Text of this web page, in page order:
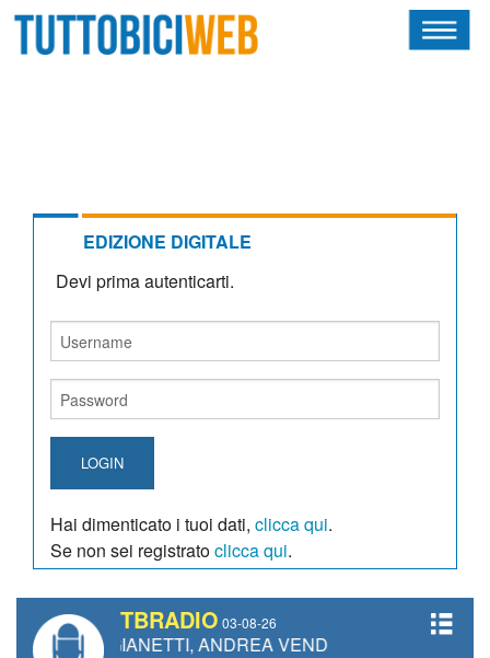
CALENDARIO
OSCAR
ALBI D'ORO
EDIZIONE DIGITALE
Devi prima autenticarti.
LOGIN
Hai dimenticato i tuoi dati, clicca qui.
Se non sei registratoclicca qui.
TBRADIO 03-08-26
GIANETTI, ANDREA VENDRAME, FILIPPO FIORELLI